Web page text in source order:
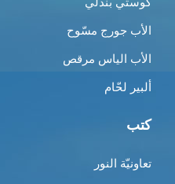
الأب جورج مسّوح
الأب الياس مرقص
ألبير لحّام
كتب
تعاونيّة النور